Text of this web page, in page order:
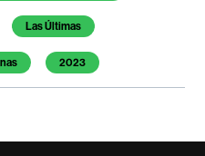
Las Últimas
2023